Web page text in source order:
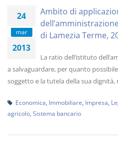
24
mar
2013
Ambito di
di Lamezia Terme,
La ratio dell’istituto
a salvaguardare, per quanto
soggetto e la tutela della sua
Economica Immobiliare Impresa
agricolo Sistema bancario